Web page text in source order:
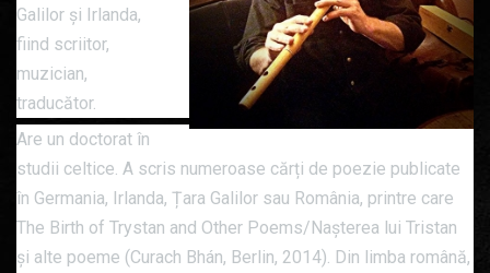
Galilor și Irlanda,
fiind scriitor,
muzician,
traducător.
Are un doctorat în
studii celtice. A scris numeroase cărți de poezie publicate
în Germania, Irlanda, Țara Galilor sau România, printre care
The Birth of Trystan and Other Poems/Nașterea lui Tristan
și alte poeme (Curach Bhán, Berlin, 2014). Din limba română,